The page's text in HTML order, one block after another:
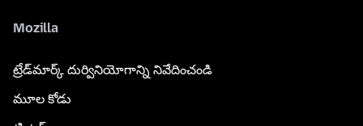
Mozilla
ట్రేడ్‌మార్క్ దుర్వినియోగాన్ని నివేదించండి
మూల కోడు